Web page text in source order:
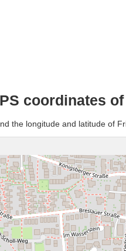
coordinates
the longitude and latitude of